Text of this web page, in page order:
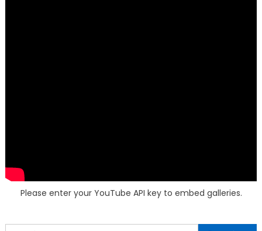
Please enter your YouTube API key to embed galleries.